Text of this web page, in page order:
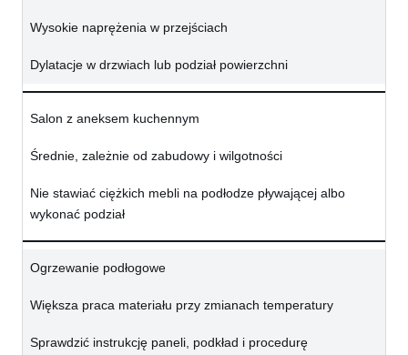
Wysokie naprężenia w przejściach
Dylatacje w drzwiach lub podział powierzchni
Salon z aneksem kuchennym
Średnie, zależnie od zabudowy i wilgotności
Nie stawiać ciężkich mebli na podłodze pływającej albo
wykonać podział
Ogrzewanie podłogowe
Większa praca materiału przy zmianach temperatury
Sprawdzić instrukcję paneli, podkład i procedurę